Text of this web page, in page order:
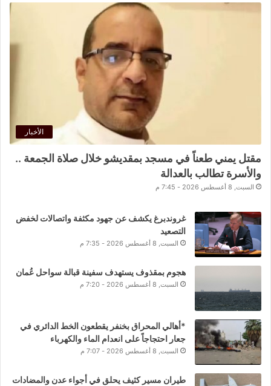
الأخبار
مقتل يمني طعناً في مسجد بمقديشو خلال صلاة الجمعة ..
والأسرة تطالب بالعدالة
السبت, 8 أغسطس 2026 - 7:45 م
غروندبرغ يكشف عن جهود مكثفة واتصالات لخفض
التصعيد
السبت, 8 أغسطس 2026 - 7:35 م
هجوم بمقذوف يستهدف سفينة قبالة سواحل عُمان
السبت, 8 أغسطس 2026 - 7:20 م
*أهالي المحراق بخنفر يقطعون الخط الدائري في
جعار احتجاجاً على انعدام الماء والكهرباء
السبت, 8 أغسطس 2026 - 7:07 م
طيران مسير كثيف يحلق في أجواء عدن والمضادات